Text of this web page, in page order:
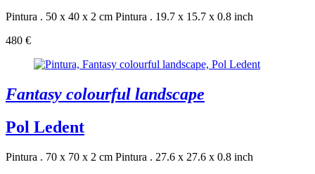
Pintura . 50 x 40 x 2 cm Pintura . 19.7 x 15.7 x 0.8 inch
480 €
Fantasy colourful landscape
Pol Ledent
Pintura . 70 x 70 x 2 cm Pintura . 27.6 x 27.6 x 0.8 inch